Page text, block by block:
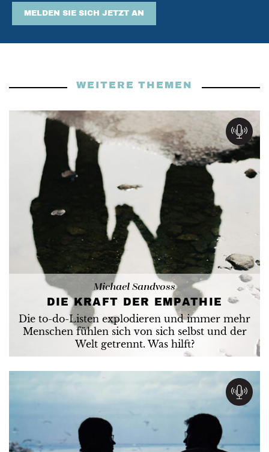
MELDEN SIE SICH JETZT AN
WEITERE THEMEN
Michael Sandvoss
DIE KRAFT DER EMPATHIE
Die to-do-Listen explodieren und immer mehr
Menschen fühlen sich von sich selbst und der
Welt getrennt. Was hilft?